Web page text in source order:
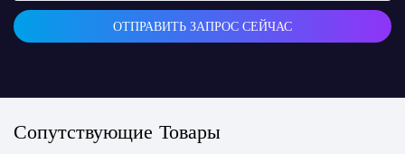
ОТПРАВИТЬ ЗАПРОС СЕЙЧАС
Сопутствующие Товары